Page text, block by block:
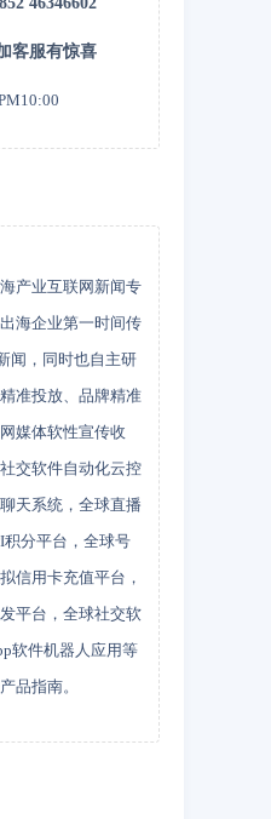
客服有惊喜
产业互联网新闻专
海企业第一时间传
闻，同时也自主研
准投放、品牌精准
媒体软性宣传收
交软件自动化云控
天系统，全球直播
积分平台，全球号
信用卡充值平台，
平台，全球社交软
软件机器人应用等
品指南。